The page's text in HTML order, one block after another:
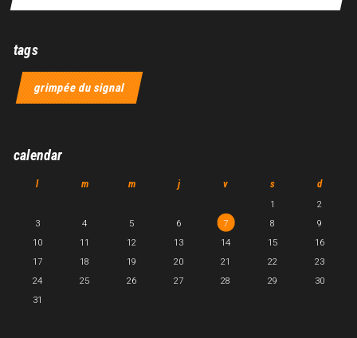
tags
grimpée du signal
calendar
l m m j v s d
1
2
3
4 5 6 7 8
9
10
11 12 13 14 15
16
17
18 19 20 21 22
23
24
25 26 27 28 29
30
31